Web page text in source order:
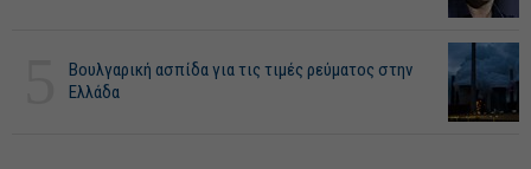
Βουλγαρική ασπίδα για τις τιμές ρεύματος στην
Ελλάδα